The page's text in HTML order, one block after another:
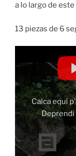
a lo largo de este
13 piezas de 6
Amosar
FUINA"
Calca equí
Deprendi